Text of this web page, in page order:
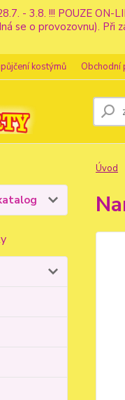
- 3.8. !!! POUZE
se o provozovnu). Při
kostýmů Obchodní
Úvod